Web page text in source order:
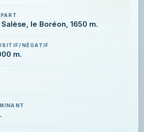
le Boréon, 1650 m.
NÉGATIF
m.